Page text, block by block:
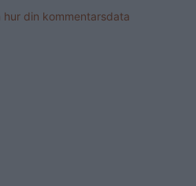
hur din kommentarsdata